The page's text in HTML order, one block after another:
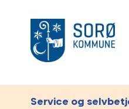
Service og